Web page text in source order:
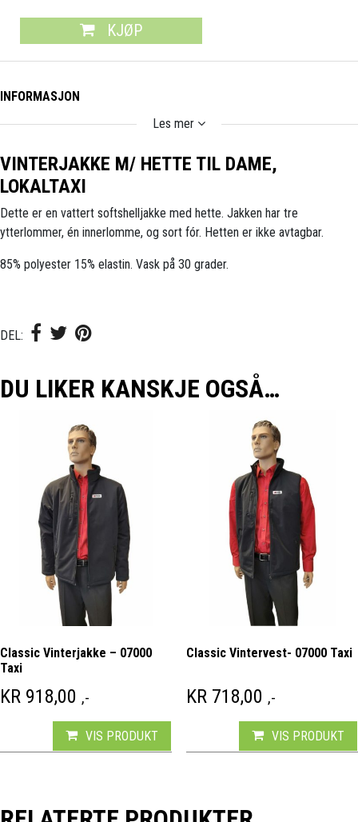
KJØP
INFORMASJON
Les mer
VINTERJAKKE M/ HETTE TIL DAME,
LOKALTAXI
Dette er en vattert softshelljakke med hette. Jakken har tre
ytterlommer, én innerlomme, og sort fór. Hetten er ikke avtagbar.
85% polyester 15% elastin. Vask på 30 grader.
DEL:
DU LIKER KANSKJE OGSÅ…
Classic Vinterjakke – 07000
Taxi
KR 918,00 ,-
VIS PRODUKT
Classic Vintervest- 07000 Taxi
KR718,00 ,-
VIS PRODUKT